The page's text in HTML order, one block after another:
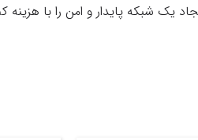
یک شبکه پایدار و امن را با